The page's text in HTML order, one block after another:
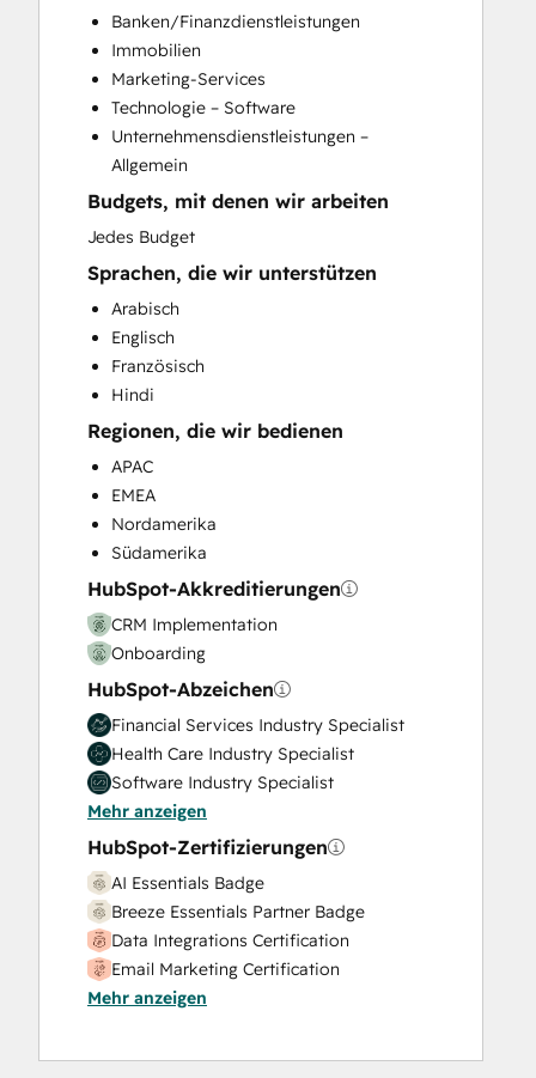
CRM Implementation
CRM Migration
Custom API Integrations
Customer Marketing
Customer Success Training
Customer Support Training
Customer Survey and Analysis
Email Marketing
Full Inbound Marketing Services
HubSpot Onboarding
Knowledge Base Development
Marketing Hub Enterprise Onboarding
Marketing Hub Professional Onboarding
Paid Advertising
Programmable Automation
Public Relations
Sales and Marketing Alignment
Sales Coaching and Training
Sales Enablement
Sales Hub Enterprise Onboarding
Sales Hub Professional Onboarding
Search Engine Optimization
Service Hub Enterprise Onboarding
Service Hub Professional Onboarding
Social Media
Video Production
Website Design
Website Development
Website Migration
Banken/Finanzdienstleistungen
Immobilien
Marketing-Services
Technologie – Software
Unternehmensdienstleistungen –
Allgemein
Budgets, mit denen wir arbeiten
Jedes Budget
Sprachen, die wir unterstützen
Arabisch
Englisch
Französisch
Hindi
Regionen, die wir bedienen
APAC
EMEA
Nordamerika
Südamerika
HubSpot-Akkreditierungen
CRM Implementation
Onboarding
HubSpot-Abzeichen
Financial Services Industry Specialist
Health Care Industry Specialist
Software Industry Specialist
Mehr anzeigen
HubSpot-Zertifizierungen
AI Essentials Badge
Breeze Essentials Partner Badge
Data Integrations Certification
Email Marketing Certification
HubSpot Architecture I: Data Models and
HubSpot Content Hub Software
Mehr anzeigen